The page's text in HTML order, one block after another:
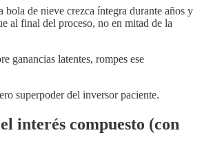
bola de nieve crezca íntegra durante años y
al final del proceso, no en mitad de la
ganancias latentes, rompes ese
superpoder del inversor paciente.
interés compuesto (con